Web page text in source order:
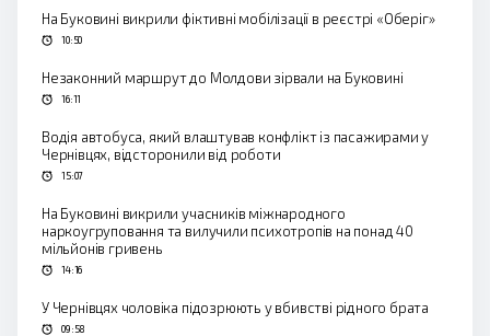
На Буковині викрили фіктивні мобілізації в реєстрі «Оберіг»
10:50
Незаконний маршрут до Молдови зірвали на Буковині
16:11
Водія автобуса, який влаштував конфлікт із пасажирами у
Чернівцях, відсторонили від роботи
15:07
На Буковині викрили учасників міжнародного
наркоугруповання та вилучили психотропів на понад 40
мільйонів гривень
14:16
У Чернівцях чоловіка підозрюють у вбивстві рідного брата
09:58